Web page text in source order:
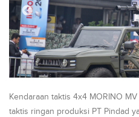
Kendaraan taktis 4x4 MORINO
taktis ringan produksi PT Pindad